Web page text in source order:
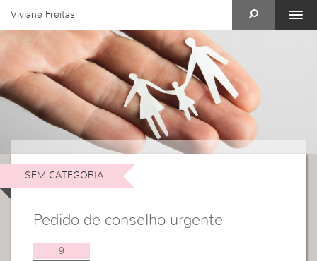
Viviane Freitas
SEM CATEGORIA
Pedido de conselho urgente
9